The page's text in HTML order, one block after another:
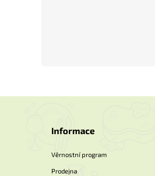
Informace
Věrnostní program
Prodejna